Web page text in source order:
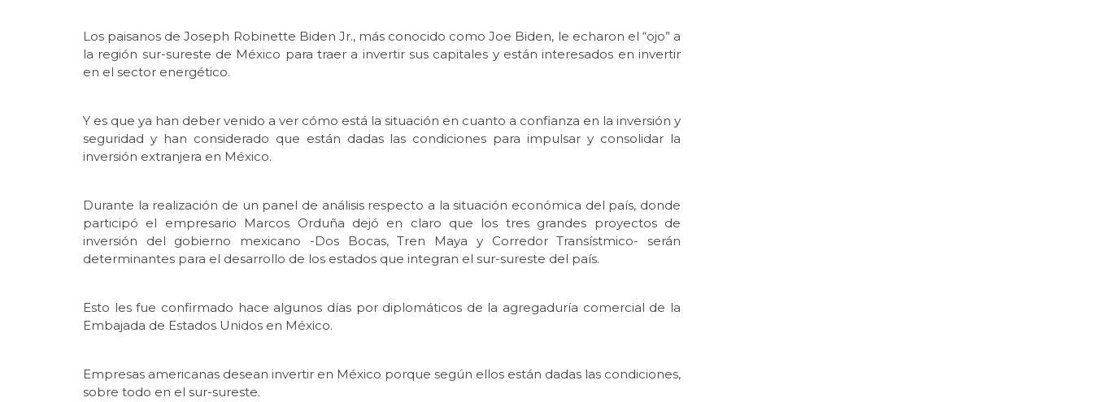
Los paisanos de Joseph Robinette Biden Jr., más conocido como Joe Biden, le echaron el “ojo” a
la región sur-sureste de México para traer a invertir sus capitales y están interesados en invertir
en el sector energético.
Y es que ya han deber venido a ver cómo está la situación en cuanto a confianza en la inversión y
seguridad y han considerado que están dadas las condiciones para impulsar y consolidar la
inversión extranjera en México.
Durante la realización de un panel de análisis respecto a la situación económica del país, donde
participó el empresario Marcos Orduña dejó en claro que los tres grandes proyectos de
inversión del gobierno mexicano -Dos Bocas, Tren Maya y Corredor Transístmico- serán
determinantes para el desarrollo de los estados que integran el sur-sureste del país.
Esto les fue confirmado hace algunos días por diplomáticos de la agregaduría comercial de la
Embajada de Estados Unidos en México.
Empresas americanas desean invertir en México porque según ellos están dadas las condiciones,
sobre todo en el sur-sureste.